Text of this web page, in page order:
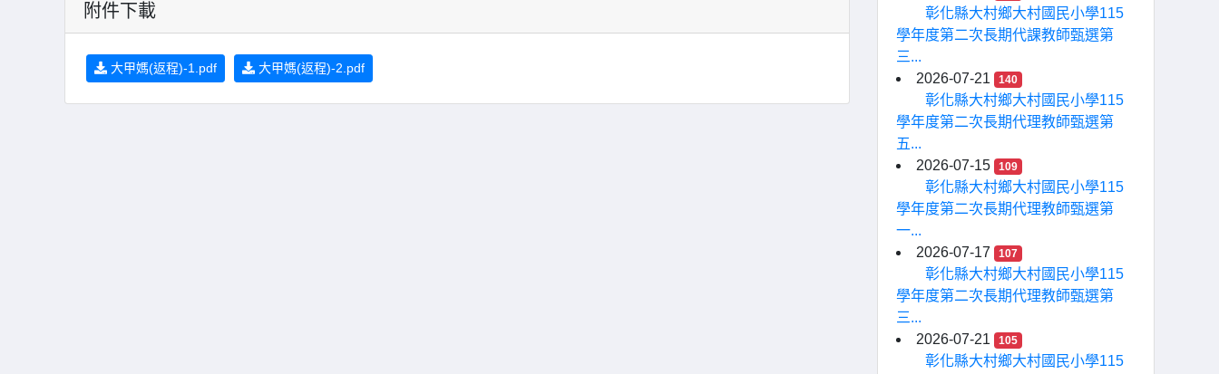
附件下載
大甲媽(返程)-1.pdf 大甲媽(返程)-2.pdf
彰化縣大村鄉大村國民小學115
學年度第二次長期代課教師甄選第
三...
2026-07-21
140
彰化縣大村鄉大村國民小學115
學年度第二次長期代理教師甄選第
五...
2026-07-15
109
彰化縣大村鄉大村國民小學115
學年度第二次長期代理教師甄選第
一...
2026-07-17
107
彰化縣大村鄉大村國民小學115
學年度第二次長期代理教師甄選第
三...
2026-07-21
105
彰化縣大村鄉大村國民小學115